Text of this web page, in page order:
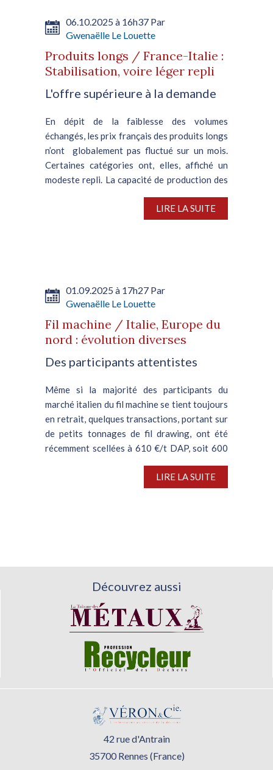
06.10.2025 à 16h37 Par
Gwenaëlle Le Louette
Produits longs / France-Italie :
Stabilisation, voire léger repli
L'offre supérieure à la demande
En dépit de la faiblesse des volumes
échangés, les prix français des produits longs
n’ont globalement pas fluctué sur un mois.
Certaines catégories ont, elles, affiché un
modeste repli. La capacité de production des
LIRE LA SUITE
01.09.2025 à 17h27 Par
Gwenaëlle Le Louette
Fil machine / Italie, Europe du
nord : évolution diverses
Des participants attentistes
Même si la majorité des participants du
marché italien du fil machine se tient toujours
en retrait, quelques transactions, portant sur
de petits tonnages de fil drawing, ont été
récemment scellées à 610 €/t DAP, soit 600
LIRE LA SUITE
Découvrez aussi
42 rue d'Antrain
35700 Rennes (France)